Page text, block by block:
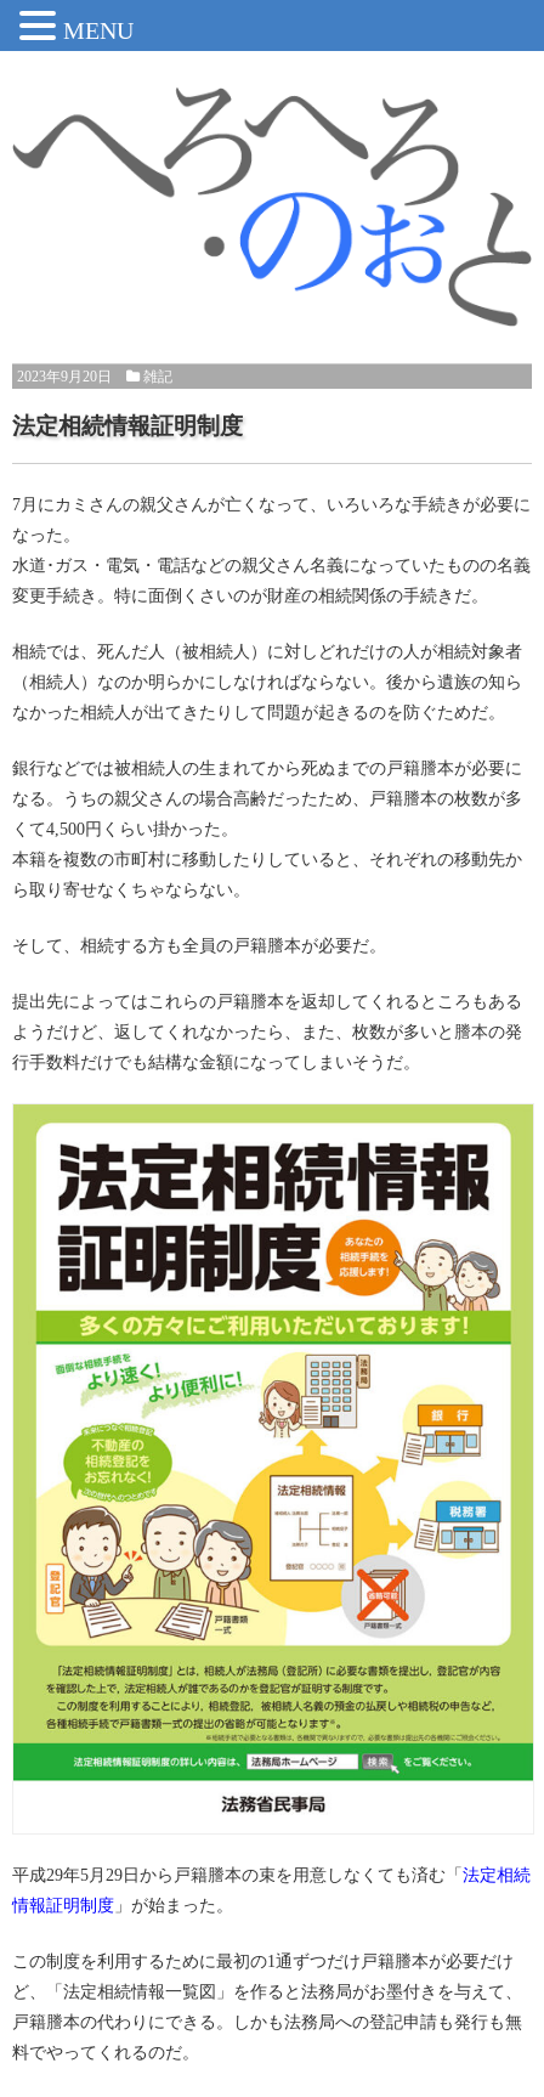
2023年9月20日 雑記
法定相続情報証明制度
7月にカミさんの親父さんが亡くなって、いろいろな手続きが必要に
なった。
水道･ガス・電気・電話などの親父さん名義になっていたものの名義
変更手続き。特に面倒くさいのが財産の相続関係の手続きだ。
相続では、死んだ人（被相続人）に対しどれだけの人が相続対象者
（相続人）なのか明らかにしなければならない。後から遺族の知ら
なかった相続人が出てきたりして問題が起きるのを防ぐためだ。
銀行などでは被相続人の生まれてから死ぬまでの戸籍謄本が必要に
なる。うちの親父さんの場合高齢だったため、戸籍謄本の枚数が多
くて4,500円くらい掛かった。
本籍を複数の市町村に移動したりしていると、それぞれの移動先か
ら取り寄せなくちゃならない。
そして、相続する方も全員の戸籍謄本が必要だ。
提出先によってはこれらの戸籍謄本を返却してくれるところもある
ようだけど、返してくれなかったら、また、枚数が多いと謄本の発
行手数料だけでも結構な金額になってしまいそうだ。
平成29年5月29日から戸籍謄本の束を用意しなくても済む「 法定相続
情報証明制度 」が始まった。
この制度を利用するために最初の1通ずつだけ戸籍謄本が必要だけ
ど、「法定相続情報一覧図」を作ると法務局がお墨付きを与えて、
戸籍謄本の代わりにできる。しかも法務局への登記申請も発行も無
料でやってくれるのだ。
MENU